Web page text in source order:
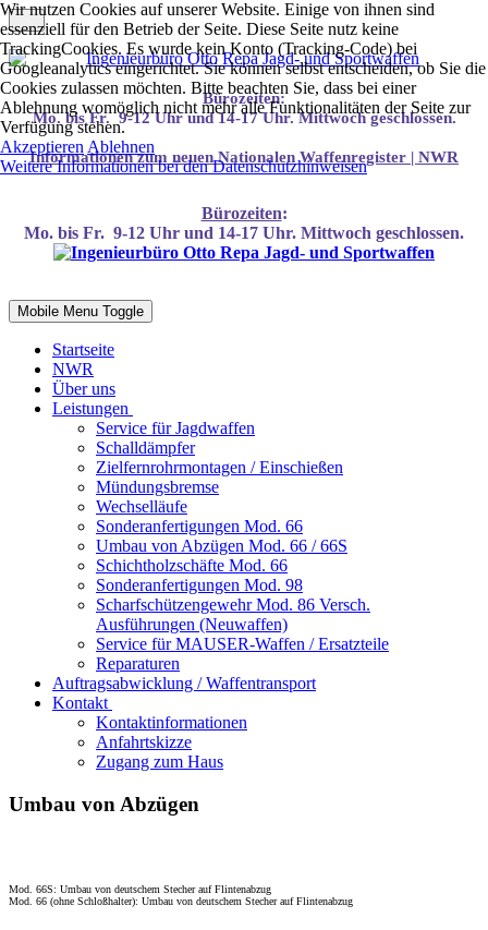
Bürozeiten:
Mo. bis Fr. 9-12 Uhr und 14-17 Uhr. Mittwoch geschlossen.
Informationenzum neuen Nationalen Waffenregister | NWR
Bürozeiten:
Mo. bis Fr. 9-12 Uhr und 14-17 Uhr. Mittwoch geschlossen.
Mobile Menu Toggle
Startseite
NWR
Über uns
Leistungen
Service für Jagdwaffen
Schalldämpfer
Zielfernrohrmontagen / Einschießen
Mündungsbremse
Wechselläufe
Sonderanfertigungen Mod. 66
Umbau von Abzügen Mod. 66 / 66S
Schichtholzschäfte Mod. 66
Sonderanfertigungen Mod. 98
Scharfschützengewehr Mod. 86 Versch.
Ausführungen (Neuwaffen)
Service für MAUSER-Waffen / Ersatzteile
Reparaturen
Auftragsabwicklung / Waffentransport
Kontakt
Kontaktinformationen
Anfahrtskizze
Zugang zum Haus
Umbau von Abzügen
Mod. 66S: Umbau von deutschem Stecher auf Flintenabzug
Mod. 66 (ohne Schloßhalter): Umbau von deutschem Stecher auf Flintenabzug
Wir nutzen Cookies auf unserer Website. Einige von ihnen sind
essenziell für den Betrieb der Seite. Diese Seite nutz keine
TrackingCookies. Es wurde kein Konto (Tracking-Code) bei
Googleanalytics eingerichtet. Sie können selbst entscheiden, ob Sie die
Cookies zulassen möchten. Bitte beachten Sie, dass bei einer
Ablehnung womöglich nicht mehr alle Funktionalitäten der Seite zur
Verfügung stehen.
Akzeptieren Ablehnen
Weitere Informationen bei den Datenschutzhinweisen